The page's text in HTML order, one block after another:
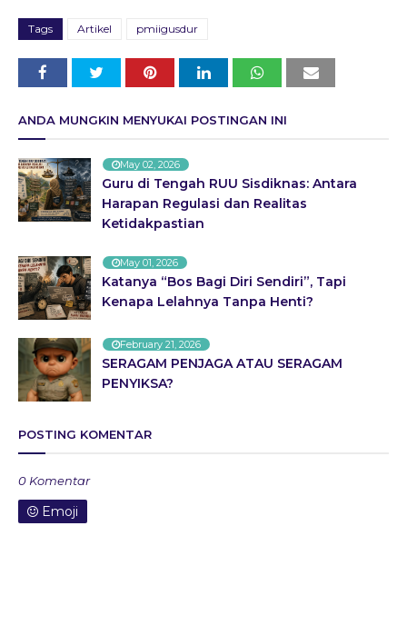
Tags Artikel pmiigusdur
ANDA MUNGKIN MENYUKAI POSTINGAN INI
May 02, 2026
Guru di Tengah RUU Sisdiknas: Antara
Harapan Regulasi dan Realitas
Ketidakpastian
May 01, 2026
Katanya “Bos Bagi Diri Sendiri”, Tapi
Kenapa Lelahnya Tanpa Henti?
February 21, 2026
SERAGAM PENJAGA ATAU SERAGAM
PENYIKSA?
POSTING KOMENTAR
0 Komentar
Emoji